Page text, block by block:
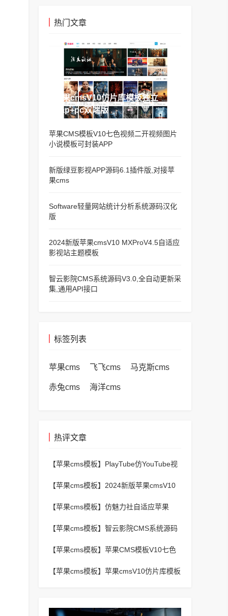
热门文章
苹果cmsV10仿片库模板独立
wap+pc双端版
苹果CMS模板V10七色视频二开视频图片
小说模板可封装APP
新版绿豆影视APP源码6.1插件版,对接苹
果cms
Software轻量网站统计分析系统源码汉化
版
2024新版苹果cmsV10 MXProV4.5自适应
影视站主题模板
智云影院CMS系统源码V3.0,全自动更新采
集,通用API接口
标签列表
苹果cms 飞飞cms 马克斯cms
赤兔cms 海洋cms
热评文章
【苹果cms模板】 PlayTube仿YouTube视
【苹果cms模板】 2024新版苹果cmsV10
【苹果cms模板】 仿魅力社自适应苹果
【苹果cms模板】 智云影院CMS系统源码
【苹果cms模板】 苹果CMS模板V10七色
【苹果cms模板】 苹果cmsV10仿片库模板